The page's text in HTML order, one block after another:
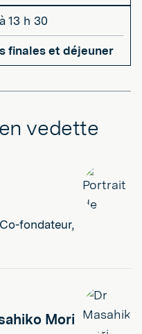
13 h 30
finales et déjeuner
vedette
fondateur,
Mori